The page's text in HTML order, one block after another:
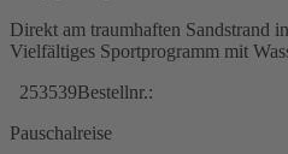
Direkt am traumhaften Sandstrand
Vielfältiges Sportprogramm mit
253539Bestellnr.:
Pauschalreise